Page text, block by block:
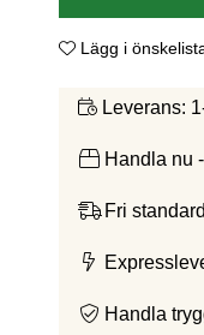
Lägg i
Leverans:
Handla nu
Fri
Handla